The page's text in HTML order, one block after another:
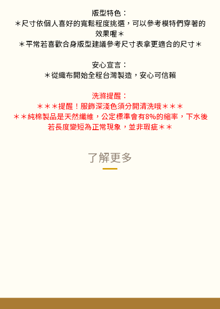
版型特色：
＊尺寸依個人喜好的寬鬆程度挑選，可以參考模特們穿著的
效果喔＊
＊平常若喜歡合身版型建議參考尺寸表拿更適合的尺寸＊
安心宣言：
＊從織布開始全程台灣製造，安心可信賴
洗滌提醒：
＊＊＊提醒！服飾深淺色須分開清洗哦＊＊＊
＊＊純棉製品是天然纖維，公定標準會有8%的縮率，下水後
若長度變短為正常現象，並非瑕疵＊＊
了解更多